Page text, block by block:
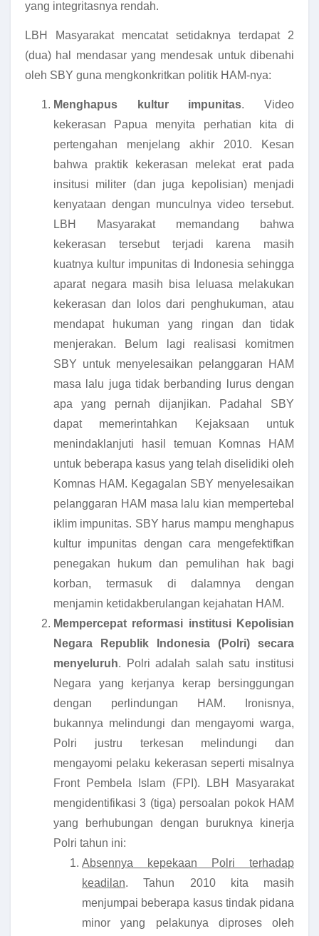
yang integritasnya rendah.
LBH Masyarakat mencatat setidaknya terdapat 2
(dua) hal mendasar yang mendesak untuk dibenahi
oleh SBY guna mengkonkritkan politik HAM-nya:
Menghapus kultur impunitas. Video
kekerasan Papua menyita perhatian kita di
pertengahan menjelang akhir 2010. Kesan
bahwa praktik kekerasan melekat erat pada
insitusi militer (dan juga kepolisian) menjadi
kenyataan dengan munculnya video tersebut.
LBH Masyarakat memandang bahwa
kekerasan tersebut terjadi karena masih
kuatnya kultur impunitas di Indonesia sehingga
aparat negara masih bisa leluasa melakukan
kekerasan dan lolos dari penghukuman, atau
mendapat hukuman yang ringan dan tidak
menjerakan. Belum lagi realisasi komitmen
SBY untuk menyelesaikan pelanggaran HAM
masa lalu juga tidak berbanding lurus dengan
apa yang pernah dijanjikan. Padahal SBY
dapat memerintahkan Kejaksaan untuk
menindaklanjuti hasil temuan Komnas HAM
untuk beberapa kasus yang telah diselidiki oleh
Komnas HAM. Kegagalan SBY menyelesaikan
pelanggaran HAM masa lalu kian mempertebal
iklim impunitas. SBY harus mampu menghapus
kultur impunitas dengan cara mengefektifkan
penegakan hukum dan pemulihan hak bagi
korban, termasuk di dalamnya dengan
menjamin ketidakberulangan kejahatan HAM.
Mempercepat reformasi institusi Kepolisian
Negara Republik Indonesia (Polri) secara
menyeluruh. Polri adalah salah satu institusi
Negara yang kerjanya kerap bersinggungan
dengan perlindungan HAM. Ironisnya,
bukannya melindungi dan mengayomi warga,
Polri justru terkesan melindungi dan
mengayomi pelaku kekerasan seperti misalnya
Front Pembela Islam (FPI). LBH Masyarakat
mengidentifikasi 3 (tiga) persoalan pokok HAM
yang berhubungan dengan buruknya kinerja
Polri tahun ini:
Absennya kepekaan Polri terhadap
keadilan. Tahun 2010 kita masih
menjumpai beberapa kasus tindak pidana
minor yang pelakunya diproses oleh